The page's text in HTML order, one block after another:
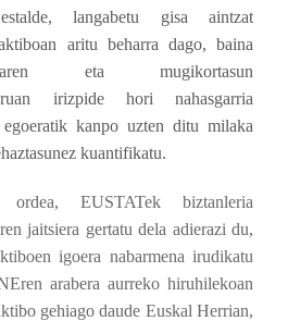
langabetu gisa aintzat
aritu beharra dago, baina
eta mugikortasun
irizpide hori nahasgarria
kanpo uzten ditu milaka
kuantifikatu.
ordea, EUSTATek biztanleria
jaitsiera gertatu dela adierazi du,
igoera nabarmena irudikatu
arabera aurreko hiruhilekoan
gehiago daude Euskal Herrian,